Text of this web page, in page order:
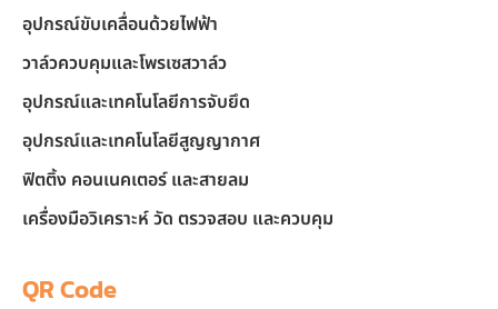
อุปกรณ์ขับเคลื่อนด้วยไฟฟ้า
วาล์วควบคุมและโพรเซสวาล์ว
อุปกรณ์และเทคโนโลยีการจับยึด
อุปกรณ์และเทคโนโลยีสูญญากาศ
ฟิตติ้ง คอนเนคเตอร์ และสายลม
เครื่องมือวิเคราะห์ วัด ตรวจสอบ และควบคุม
QR Code